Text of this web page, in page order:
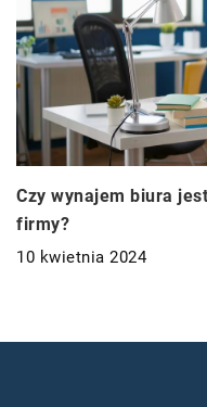
Czy wynajem biura
firmy?
10 kwietnia 2024